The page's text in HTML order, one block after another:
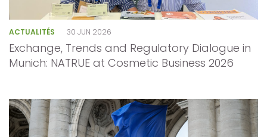
ACTUALITÉS 30 JUN 2026
Exchange, Trends and Regulatory Dialogue in
Munich: NATRUE at Cosmetic Business 2026